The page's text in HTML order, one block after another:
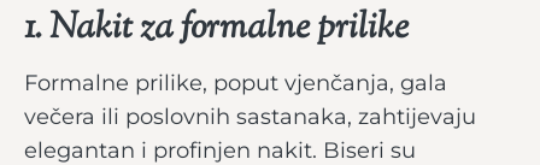
1. Nakit za formalne prilike
Formalne prilike, poput vjenčanja, gala
večera ili poslovnih sastanaka, zahtijevaju
elegantan i profinjen nakit. Biseri su